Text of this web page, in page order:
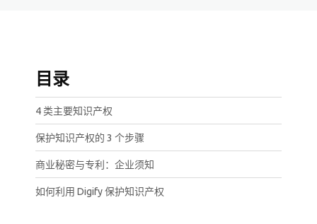
目录
4 类主要知识产权
保护知识产权的 3 个步骤
商业秘密与专利：企业须知
如何利用 Digify 保护知识产权